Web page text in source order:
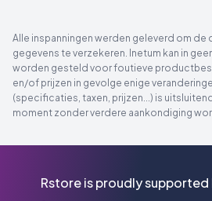
Alle inspanningen werden geleverd om de
gegevens te verzekeren. Inetum kan in
worden gesteld voor foutieve
en/of prijzen in gevolge enige
(specificaties, taxen, prijzen...) is
moment zonder verdere aankondiging
Rstore is proudly supported